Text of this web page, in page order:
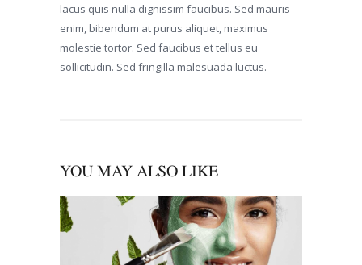
lacus quis nulla dignissim faucibus. Sed mauris
enim, bibendum at purus aliquet, maximus
molestie tortor. Sed faucibus et tellus eu
sollicitudin. Sed fringilla malesuada luctus.
YOU MAY ALSO LIKE